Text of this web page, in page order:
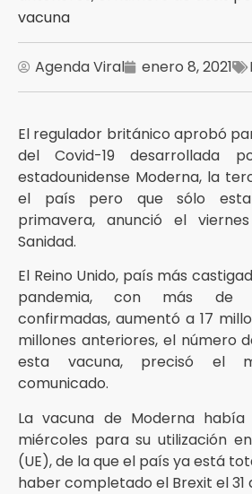
vacuna
Agenda Viral enero 8, 2021
El regulador británico aprobó
del Covid-19 desarrollada
estadounidense Moderna, la
el país pero que sólo
primavera, anunció el
Sanidad.
El Reino Unido, país más
pandemia, con más de
confirmadas, aumentó a 17
millones anteriores, el número
esta vacuna, precisó el
comunicado.
La vacuna de Moderna
miércoles para su utilización
(UE), de la que el país ya está
haber completado el Brexit el 31